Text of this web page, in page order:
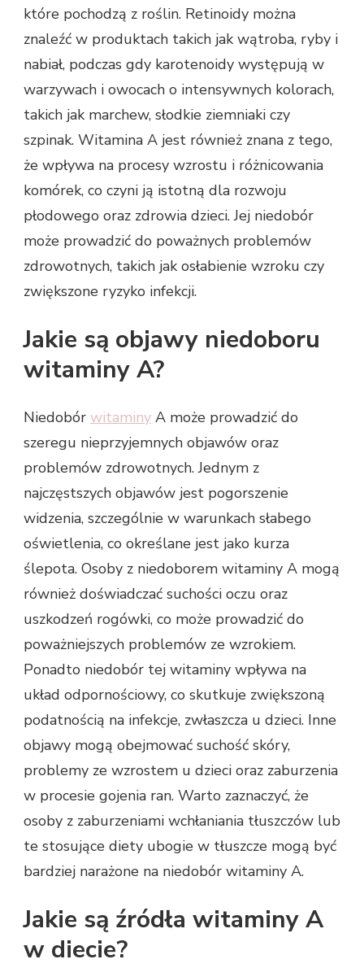
które pochodzą z roślin. Retinoidy można
znaleźć w produktach takich jak wątroba, ryby i
nabiał, podczas gdy karotenoidy występują w
warzywach i owocach o intensywnych kolorach,
takich jak marchew, słodkie ziemniaki czy
szpinak. Witamina A jest również znana z tego,
że wpływa na procesy wzrostu i różnicowania
komórek, co czyni ją istotną dla rozwoju
płodowego oraz zdrowia dzieci. Jej niedobór
może prowadzić do poważnych problemów
zdrowotnych, takich jak osłabienie wzroku czy
zwiększone ryzyko infekcji.
Jakie są objawy niedoboru
witaminy A?
Niedobór witaminy A może prowadzić do
szeregu nieprzyjemnych objawów oraz
problemów zdrowotnych. Jednym z
najczęstszych objawów jest pogorszenie
widzenia, szczególnie w warunkach słabego
oświetlenia, co określane jest jako kurza
ślepota. Osoby z niedoborem witaminy A mogą
również doświadczać suchości oczu oraz
uszkodzeń rogówki, co może prowadzić do
poważniejszych problemów ze wzrokiem.
Ponadto niedobór tej witaminy wpływa na
układ odpornościowy, co skutkuje zwiększoną
podatnością na infekcje, zwłaszcza u dzieci. Inne
objawy mogą obejmować suchość skóry,
problemy ze wzrostem u dzieci oraz zaburzenia
w procesie gojenia ran. Warto zaznaczyć, że
osoby z zaburzeniami wchłaniania tłuszczów lub
te stosujące diety ubogie w tłuszcze mogą być
bardziej narażone na niedobór witaminy A.
Jakie są źródła witaminy A
w diecie?